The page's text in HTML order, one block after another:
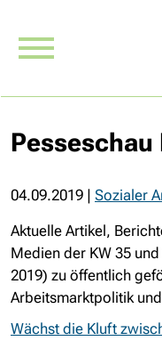
Pesseschau
04.09.2019 | Sozialer
Aktuelle Artikel,
Medien der KW 35
2019) zu öffentlich
Arbeitsmarktpolitik
Wächst die Kluft